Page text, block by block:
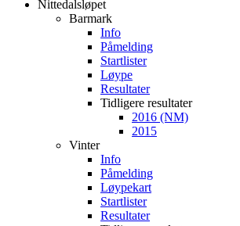
Nittedalsløpet
Barmark
Info
Påmelding
Startlister
Løype
Resultater
Tidligere resultater
2016 (NM)
2015
Vinter
Info
Påmelding
Løypekart
Startlister
Resultater